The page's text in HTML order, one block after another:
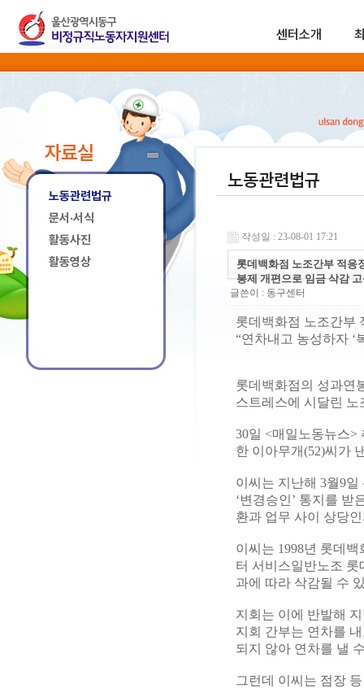
센터소개
자료실
노동관련법규
문서·서식
활동사진
활동영상
노동관련법규
작성일 : 23-08-01 17:21
롯데백화점 노조간부 적응
봉제 개편으로 임금 삭감
글쓴이 : 동구센터
롯데백화점 노조간부
“연차내고 농성하자
롯데백화점의 성과연
스트레스에 시달린
30일 <매일노동뉴스>
한 이아무개(52)씨가
이씨는 지난해 3월9
‘변경승인’ 통지를
환과 업무 사이 상당
이씨는 1998년 롯데
터 서비스일반노조
과에 따라 삭감될 수
지회는 이에 반발해
지회 간부는 연차를
되지 않아 연차를 낼
그런데 이씨는 점장